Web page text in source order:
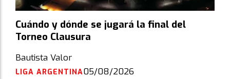
Cuándo y dónde se jugará la final del
Torneo Clausura
Bautista Valor
LIGA ARGENTINA05/08/2026